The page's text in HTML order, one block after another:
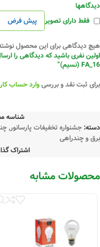
دیدگاهها
فقط دارای تصویر
هیچ دیدگاهی برای این محصول
اولین نفری باشید که دیدگاهی را
FA_16 (نسیم)”
برای ثبت نقد و بررسیوارد حساب
شناسه
دسته: جشنواره تخفیفات پارسانور,
برق و چندراهی
اشتراک
محصولات مشابه